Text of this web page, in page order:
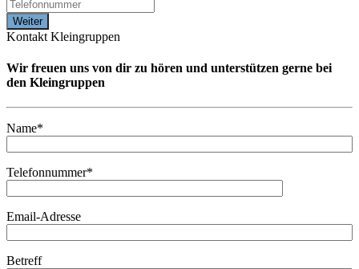
Kontakt Kleingruppen
Wir freuen uns von dir zu hören und unterstützen gerne bei
den Kleingruppen
Name*
Telefonnummer*
Email-Adresse
Betreff